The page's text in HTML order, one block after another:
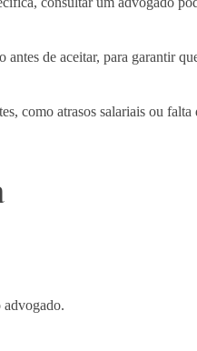
de aceitar, para garantir
como atrasos salariais ou falta
advogado.